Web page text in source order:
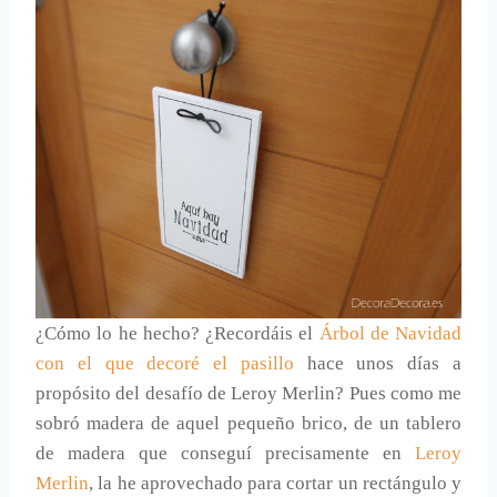
¿Cómo lo he hecho? ¿Recordáis el Árbol de Navidad
con el que decoré el pasillo hace unos días a
propósito del desafío de Leroy Merlin? Pues como me
sobró madera de aquel pequeño brico, de un tablero
de madera que conseguí precisamente en Leroy
Merlin, la he aprovechado para cortar un rectángulo y